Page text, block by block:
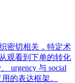
密切相关，特定术
观看到下单的转化
urgency 与 social
的表达框架。